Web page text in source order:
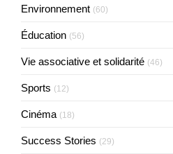
Environnement (60)
Éducation (56)
Vie associative et solidarité (46)
Sports (12)
Cinéma (18)
Success Stories (29)